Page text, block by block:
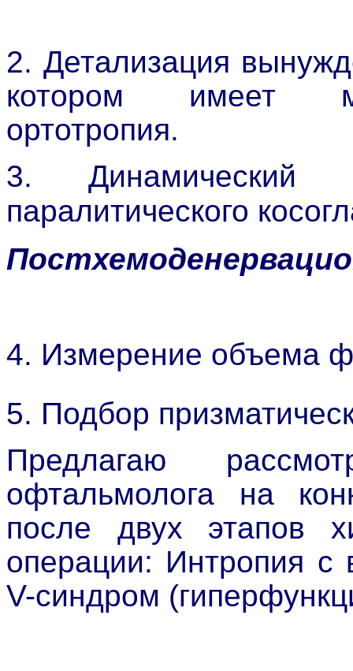
2. Детализация
котором имеет
ортотропия.
3. Динамический
паралитического
4. Измерение объема
5. Подбор
Предлагаю
офтальмолога на
после двух этапов
операции: Интропия с
V-синдром